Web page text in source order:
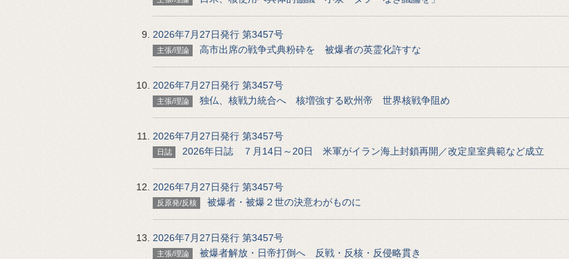
2026年7月27日発行 第3457号
主張/理論 高市出席の戦争式典粉砕を 被爆者の英霊化許すな
2026年7月27日発行 第3457号
主張/理論 独仏、核戦力統合へ 核増強する欧州帝 世界核戦争阻め
2026年7月27日発行 第3457号
日誌 2026年日誌 ７月14日～20日 米軍がイラン海上封鎖再開／改定皇室典範など成立
2026年7月27日発行 第3457号
反原発/反核 被爆者・被爆２世の決意わがものに
2026年7月27日発行 第3457号
主張/理論 被爆者解放・日帝打倒へ 反戦・反核・反侵略貫き